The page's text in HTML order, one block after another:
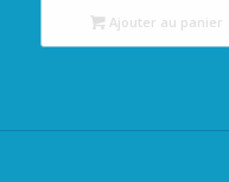
Ajouter au panier